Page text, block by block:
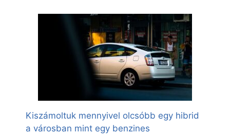
Kiszámoltuk mennyivel olcsóbb egy hibrid
a városban mint egy benzines